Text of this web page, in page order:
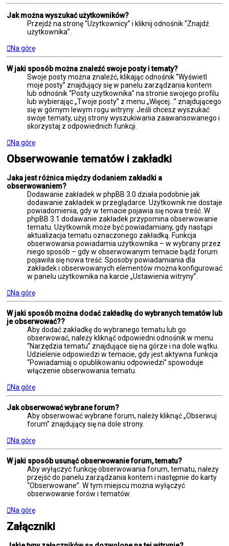
Jak można wyszukać użytkowników?
Przejdź na stronę “Użytkownicy” i kliknij odnośnik “Znajdź
użytkownika”.
Na górę
W jaki sposób można znaleźć swoje posty i tematy?
Swoje posty można znaleźć, klikając odnośnik “Wyświetl
moje posty” znajdujący się w panelu zarządzania kontem
lub odnośnik “Posty użytkownika” na stronie swojego profilu
lub wybierając „Twoje posty” z menu „Więcej…” znajdującego
się w górnym lewym rogu witryny. Jeśli chcesz wyszukać
swoje tematy, użyj strony wyszukiwania zaawansowanego i
skorzystaj z odpowiednich funkcji.
Na górę
Obserwowanie tematów i zakładki
Jaka jest różnica między dodaniem zakładki a
obserwowaniem?
Dodawanie zakładek w phpBB 3.0 działa podobnie jak
dodawanie zakładek w przeglądarce. Użytkownik nie dostaje
powiadomienia, gdy w temacie pojawia się nowa treść. W
phpBB 3.1 dodawanie zakładek przypomina obserwowanie
tematu. Użytkownik może być powiadamiany, gdy nastąpi
aktualizacja tematu oznaczonego zakładką. Funkcja
obserwowania powiadamia użytkownika – w wybrany przez
niego sposób – gdy w obserwowanym temacie bądź forum
pojawiła się nowa treść. Sposoby powiadamiania dla
zakładek i obserwowanych elementów można konfigurować
w panelu użytkownika na karcie „Ustawienia witryny”.
Na górę
W jaki sposób można dodać zakładkę do wybranych tematów lub
je obserwować??
Aby dodać zakładkę do wybranego tematu lub go
obserwować, należy kliknąć odpowiedni odnośnik w menu
“Narzędzia tematu” znajdujące się na górze i na dole wątku.
Udzielenie odpowiedzi w temacie, gdy jest aktywna funkcja
“Powiadamiaj o opublikowaniu odpowiedzi” spowoduje
włączenie obserwowania tematu.
Na górę
Jak obserwować wybrane forum?
Aby obserwować wybrane forum, należy kliknąć „Obserwuj
forum” znajdujący się na dole strony.
Na górę
W jaki sposób usunąć obserwowanie forum, tematu?
Aby wyłączyć funkcję obserwowania forum, tematu, należy
przejść do panelu zarządzania kontem i następnie do karty
“Obserwowane”. W tym miejscu można wyłączyć
obserwowanie forów i tematów.
Na górę
Załączniki